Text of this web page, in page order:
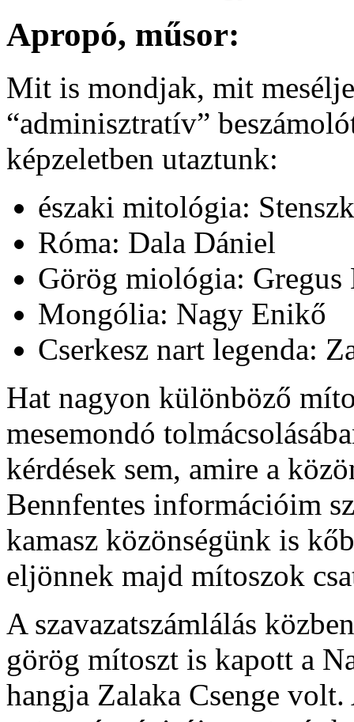
Apropó, műsor:
Mit is mondjak, mit
“adminisztratív”
képzeletben utaztunk:
északi mitológia:
Róma: Dala Dániel
Görög miológia: Gregus
Mongólia: Nagy Enikő
Cserkesz nart legenda:
Hat nagyon különböző
mesemondó
kérdések sem, amire a
Bennfentes információim
kamasz közönségünk is
eljönnek majd mítoszok
A szavazatszámlálás
görög mítoszt is kapott a
hangja Zalaka Csenge